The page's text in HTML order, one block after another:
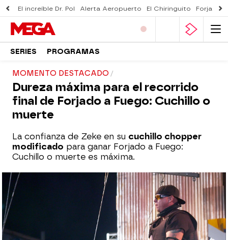
El increíble Dr. Pol Alerta Aeropuerto El Chiringuito Forjado
SERIES PROGRAMAS
MOMENTO DESTACADO
Dureza máxima para el recorrido
final de Forjado a Fuego: Cuchillo o
muerte
La confianza de Zeke en su cuchillo chopper
modificado para ganar Forjado a Fuego:
Cuchillo o muerte es máxima.